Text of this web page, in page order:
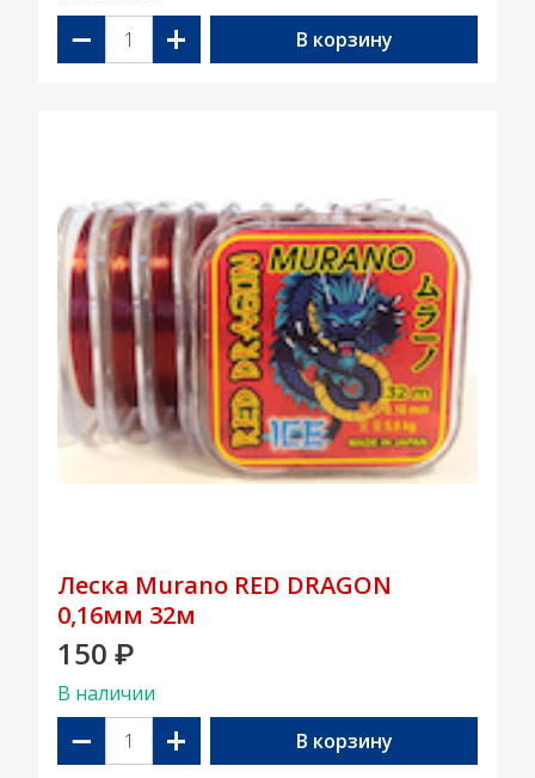
− + В корзину
Леска Murano RED DRAGON
0,16мм 32м
150 ₽
В наличии
− + В корзину